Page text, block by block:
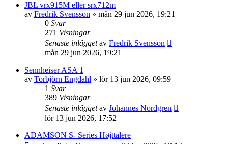
JBL vrx915M eller srx712m
av Fredrik Svensson » mån 29 jun 2026, 19:21
0 Svar
271 Visningar
Senaste inläggetav Fredrik Svensson
mån 29 jun 2026, 19:21
Sennheiser ASA 1
av Torbjörn Engdahl » lör 13 jun 2026, 09:59
1 Svar
389 Visningar
Senaste inläggetav Johannes Nordgren
lör 13 jun 2026, 17:52
ADAMSON S- Series Højttalere